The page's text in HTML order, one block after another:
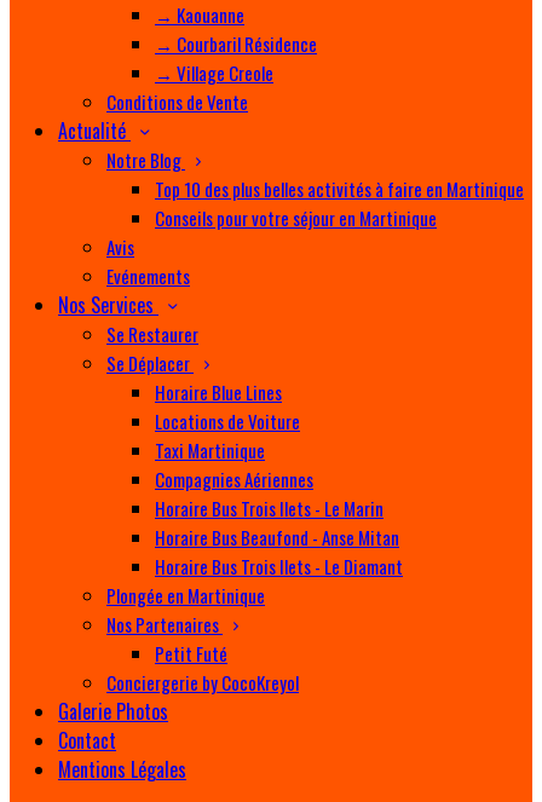
→ Kaouanne
→ Courbaril Résidence
→ Village Creole
Conditions de Vente
Actualité
Notre Blog
Top 10 des plus belles activités à faire en Martinique
Conseils pour votre séjour en Martinique
Avis
Evénements
Nos Services
Se Restaurer
Se Déplacer
Horaire Blue Lines
Locations de Voiture
Taxi Martinique
Compagnies Aériennes
Horaire Bus Trois Ilets - Le Marin
Horaire Bus Beaufond - Anse Mitan
Horaire Bus Trois Ilets - Le Diamant
Plongée en Martinique
Nos Partenaires
Petit Futé
Conciergerie by CocoKreyol
Galerie Photos
Contact
Mentions Légales